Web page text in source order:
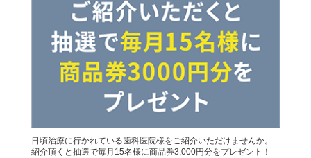
日頃治療に行かれている歯科医院様をご紹介いただけませんか。
紹介頂くと抽選で毎月15名様に商品券3,000円分をプレゼント！